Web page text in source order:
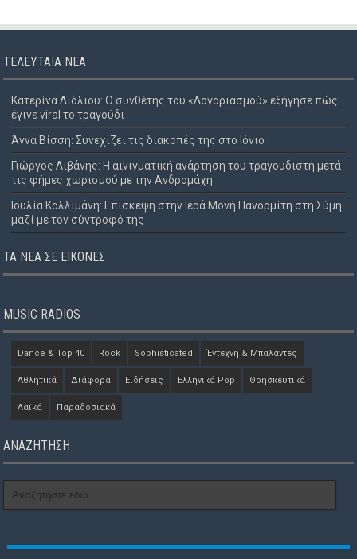
ΤΕΛΕΥΤΑΊΑ ΝΈΑ
Κατερίνα Λιόλιου: Ο συνθέτης του «Λογαριασμού» εξήγησε πώς
έγινε viral το τραγούδι
Άννα Βίσση: Συνεχίζει τις διακοπές της στο Ιόνιο
Γιώργος Λιβάνης: Η αινιγματική ανάρτηση του τραγουδιστή μετά
τις φήμες χωρισμού με την Ανδρομάχη
Ιουλία Καλλιμάνη: Επίσκεψη στην Ιερά Μονή Πανορμίτη στη Σύμη
μαζί με τον σύντροφό της
ΤΑ ΝΈΑ ΣΕ ΕΙΚΌΝΕΣ
MUSIC RADIOS
Dance & Top 40 Rock Sophisticated Έντεχνη & Μπαλάντες
Αθλητικά Διάφορα Ειδήσεις Ελληνικά Pop Θρησκευτικά
Λαϊκά Παραδοσιακά
ΑΝΑΖΗΤΗΣΗ